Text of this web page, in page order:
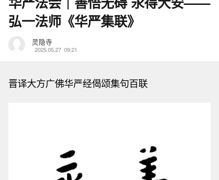
弘一法师《华严集联》
灵隐寺
2025.05.27 09:21
晋译大方广佛华严经偈颂集句百联